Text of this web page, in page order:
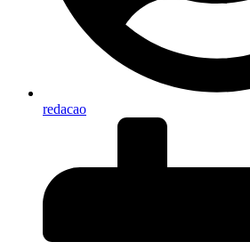
redacao